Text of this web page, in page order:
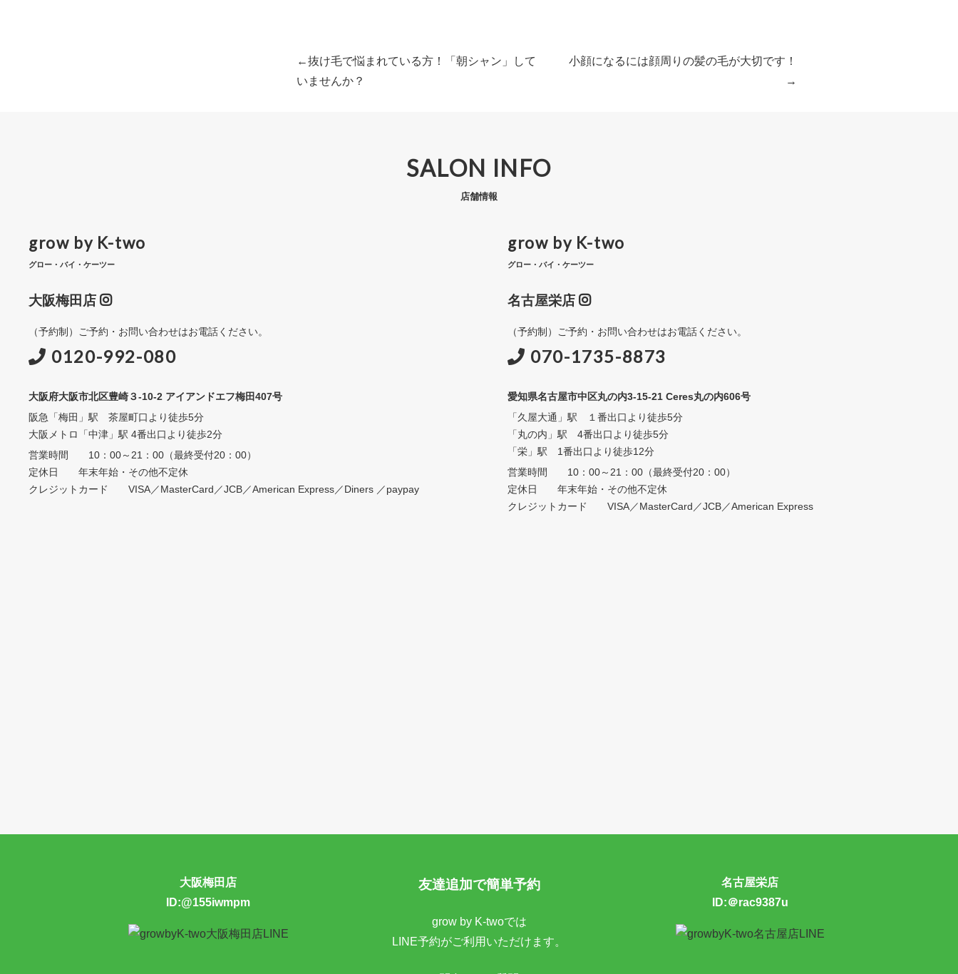
投
抜け毛で悩まれている方！「朝シャン」して
いませんか？
小顔になるには顔周りの髪の毛が大切です！
SALON INFO
店舗情報
grow by K-two
グロー・バイ・ケーツー
大阪梅田店
（予約制）ご予約・お問い合わせはお電話ください。
0120-992-080
大阪府大阪市北区豊崎３-10-2 アイアンドエフ梅田407号
阪急「梅田」駅 茶屋町口より徒歩5分
大阪メトロ「中津」駅 4番出口より徒歩2分
営業時間 10：00～21：00（最終受付20：00）
定休日 年末年始・その他不定休
クレジットカード VISA／MasterCard／JCB／American Express／Diners ／paypay
grow by K-two
グロー・バイ・ケーツー
名古屋栄店
（予約制）ご予約・お問い合わせはお電話ください。
070-1735-8873
愛知県名古屋市中区丸の内3-15-21 Ceres丸の内606号
「久屋大通」駅 １番出口より徒歩5分
「丸の内」駅 4番出口より徒歩5分
「栄」駅 1番出口より徒歩12分
営業時間 10：00～21：00（最終受付20：00）
定休日 年末年始・その他不定休
クレジットカード VISA／MasterCard／JCB／American Express
友達追加で簡単予約
grow by K-twoでは
LINE予約がご利用いただけます。
大阪梅田店
ID:@155iwmpm
名古屋栄店
ID:＠rac9387u